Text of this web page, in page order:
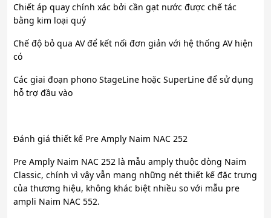
Chiết áp quay chính xác bởi cần gạt nước được chế tác
bằng kim loại quý
Chế độ bỏ qua AV để kết nối đơn giản với hệ thống AV hiện
có
Các giai đoạn phono StageLine hoặc SuperLine để sử dụng
hỗ trợ đầu vào
Đánh giá thiết kế Pre Amply Naim NAC 252
Pre Amply Naim NAC 252 là mẫu amply thuộc dòng Naim
Classic, chính vì vậy vẫn mang những nét thiết kế đặc trưng
của thương hiệu, không khác biệt nhiều so với mẫu pre
ampli Naim NAC 552.